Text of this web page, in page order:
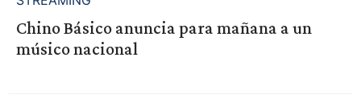
Chino Básico anuncia para mañana a un
músico nacional